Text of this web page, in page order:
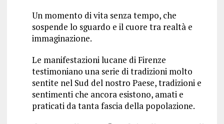
Un momento di vita senza tempo, che
sospende lo sguardo e il cuore tra realtà e
immaginazione.
Le manifestazioni lucane di Firenze
testimoniano una serie di tradizioni molto
sentite nel Sud del nostro Paese, tradizioni e
sentimenti che ancora esistono, amati e
praticati da tanta fascia della popolazione.